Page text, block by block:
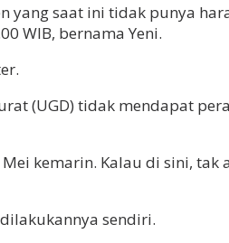
yang saat ini tidak punya
WIB, bernama Yeni.
(UGD) tidak mendapat
kemarin. Kalau di sini, tak
sendiri.